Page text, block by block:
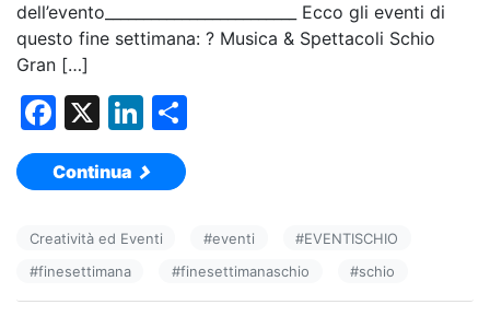
dell’evento_________________________ Ecco gli eventi di
questo fine settimana: ? Musica & Spettacoli Schio
Gran […]
F
a
c
b
o
X
Li
n
k
dI
vi
di
Continua
Creatività ed Eventi #eventi #EVENTISCHIO
#finesettimana #finesettimanaschio #schio